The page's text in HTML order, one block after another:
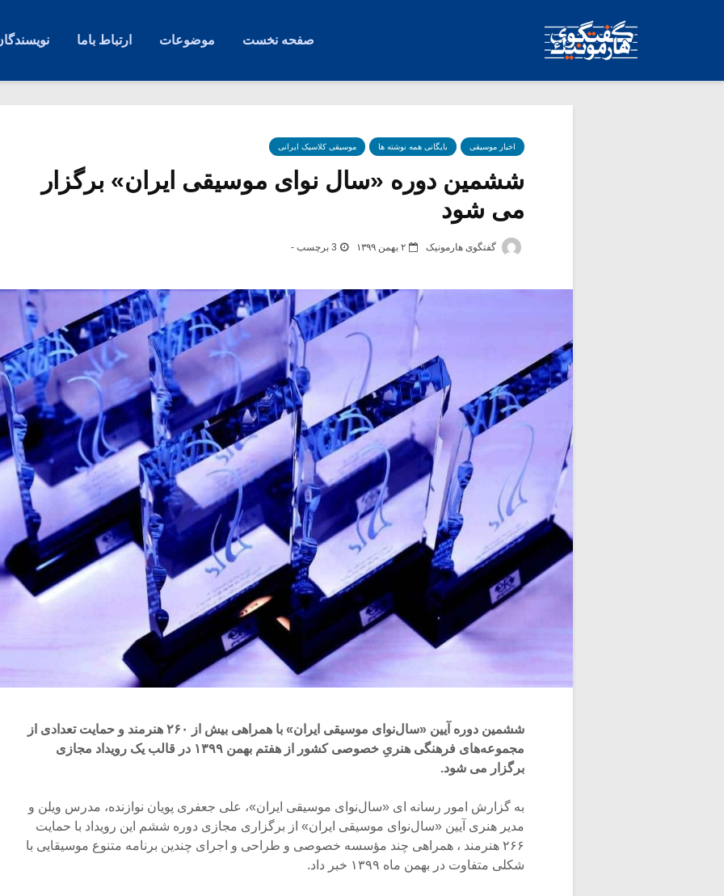
صفحه نخست موضوعات ارتباط باما
اخبار موسیقی بایگانی همه نوشته ها موسیقی کلاسیک ایرانی
ششمین دوره «سال نوای موسیقی ایران» برگزار
می شود
گفتگوی هارمونیک ۲ بهمن ۱۳۹۹ 3 برچسب -
ششمین دوره آیین «سال‌نوای موسیقی ایران» با همراهی بیش از ۲۶۰ هنرمند و حمایت تعدادی از
مجموعه‌های فرهنگی هنریِ خصوصی کشور از هفتم بهمن ۱۳۹۹ در قالب یک رویداد مجازی
برگزار می شود.
به گزارش امور رسانه ای «سال‌نوای موسیقی ایران»، علی جعفری پویان نوازنده، مدرس ویلن و
مدیر هنری آیین «سال‌نوای موسیقی ایران» از برگزاری مجازی دوره ششم این رویداد با حمایت
۲۶۶ هنرمند ، همراهی چند مؤسسه خصوصی و طراحی و اجرای چندین برنامه متنوع موسیقایی با
شکلی متفاوت در بهمن ماه ۱۳۹۹ خبر داد.